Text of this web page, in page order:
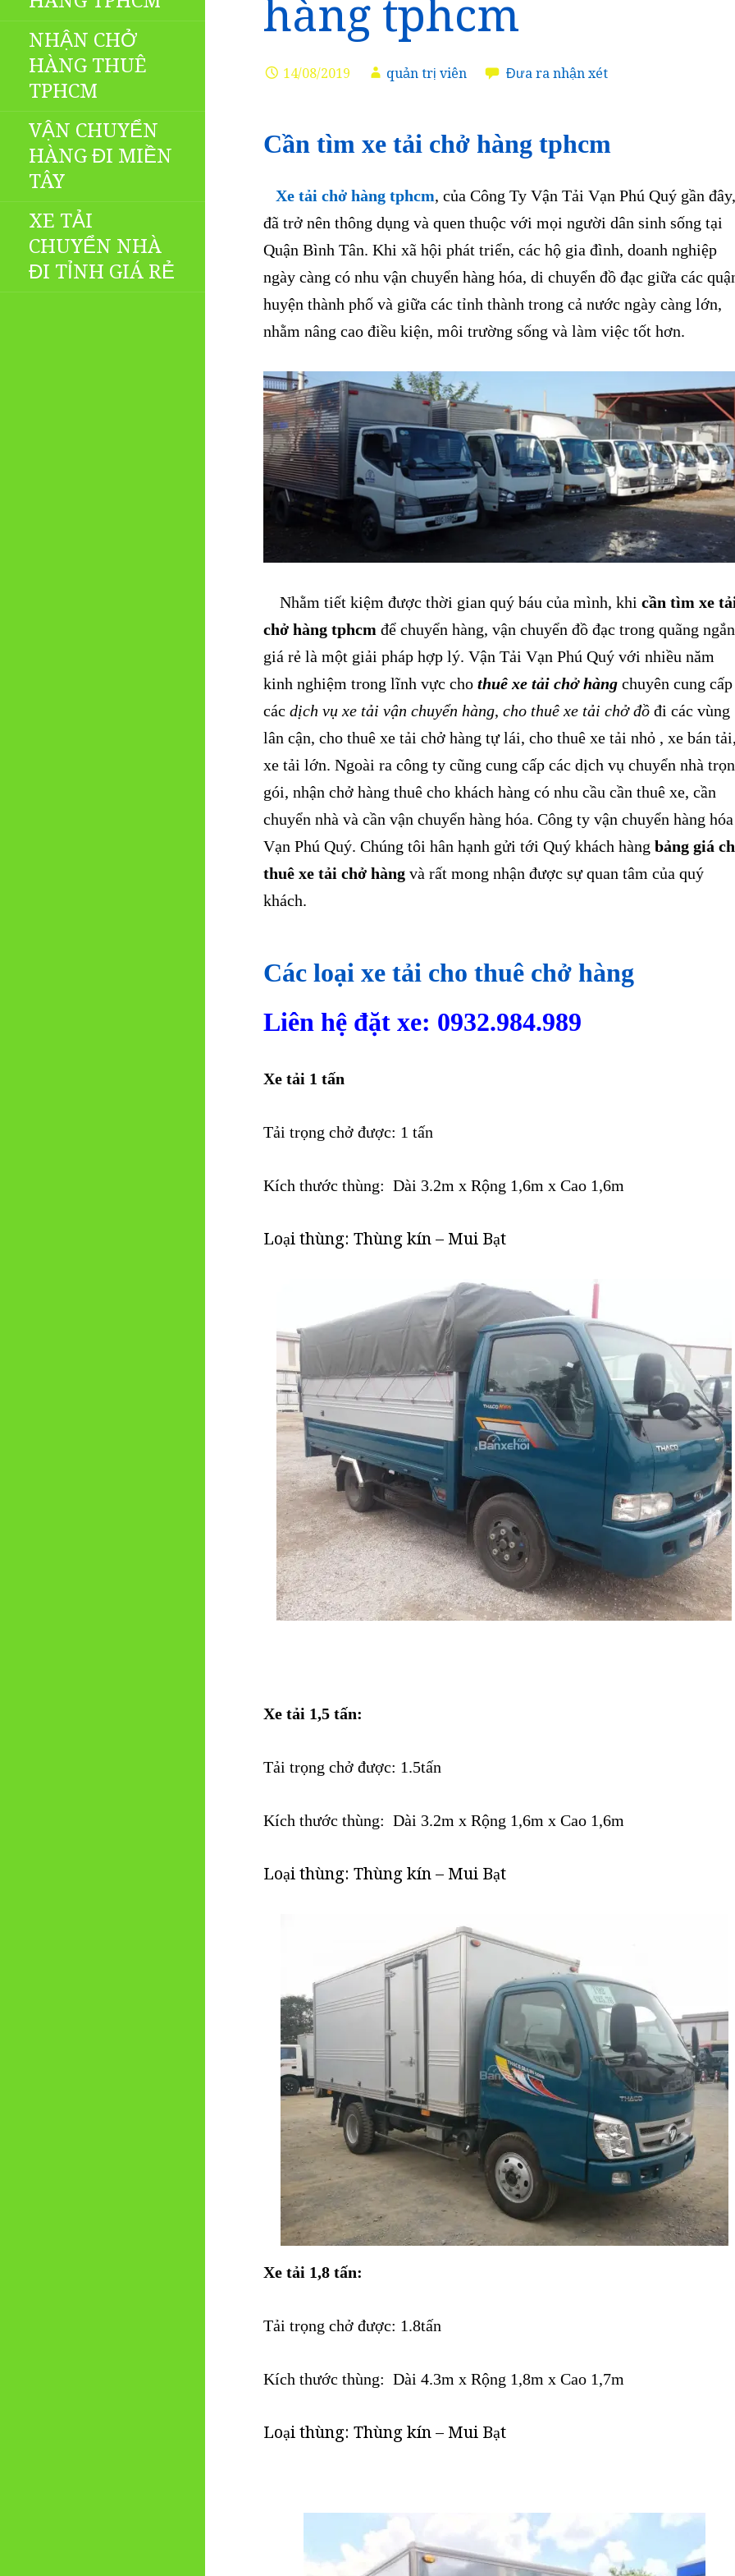
NHẬN CHỞ
HÀNG THUÊ
TPHCM
VẬN CHUYỂN
HÀNG ĐI MIỀN
TÂY
XE TẢI
CHUYỂN NHÀ
ĐI TỈNH GIÁ RẺ
hàng tphcm
14/08/2019 quản trị viên Đưa ra nhận xét
Cần tìm xe tải chở hàng tphcm
Xe tải chở hàng tphcm, của Công Ty Vận Tải Vạn Phú Quý gần đây,
đã trở nên thông dụng và quen thuộc với mọi người dân sinh sống tại
Quận Bình Tân. Khi xã hội phát triển, các hộ gia đình, doanh nghiệp
ngày càng có nhu vận chuyển hàng hóa, di chuyển đồ đạc giữa các
huyện thành phố và giữa các tỉnh thành trong cả nước ngày càng lớn,
nhằm nâng cao điều kiện, môi trường sống và làm việc tốt hơn.
Nhằm tiết kiệm được thời gian quý báu của mình, khi cần tìm xe
chở hàng tphcm để chuyển hàng, vận chuyển đồ đạc trong quãng ngắn
giá rẻ là một giải pháp hợp lý. Vận Tải Vạn Phú Quý với nhiều năm
kinh nghiệm trong lĩnh vực cho thuê xe tải chở hàng chuyên cung cấp
các dịch vụ xe tải vận chuyển hàng, cho thuê xe tải chở đồ đi các vùng
lân cận, cho thuê xe tải chở hàng tự lái, cho thuê xe tải nhỏ , xe bán
xe tải lớn. Ngoài ra công ty cũng cung cấp các dịch vụ chuyển nhà trọn
gói, nhận chở hàng thuê cho khách hàng có nhu cầu cần thuê xe, cần
chuyển nhà và cần vận chuyển hàng hóa. Công ty vận chuyển hàng hóa
Vạn Phú Quý. Chúng tôi hân hạnh gửi tới Quý khách hàng bảng giá
thuê xe tải chở hàng và rất mong nhận được sự quan tâm của quý
khách.
Các loại xe tải cho thuê chở hàng
Liên hệ đặt xe: 0932.984.989
Xe tải 1 tấn
Tải trọng chở được: 1 tấn
Kích thước thùng: Dài 3.2m x Rộng 1,6m x Cao 1,6m
Loại thùng: Thùng kín – Mui Bạt
Xe tải 1,5 tấn:
Tải trọng chở được: 1.5tấn
Kích thước thùng: Dài 3.2m x Rộng 1,6m x Cao 1,6m
Loại thùng: Thùng kín – Mui Bạt
Xe tải 1,8 tấn:
Tải trọng chở được: 1.8tấn
Kích thước thùng: Dài 4.3m x Rộng 1,8m x Cao 1,7m
Loại thùng: Thùng kín – Mui Bạt